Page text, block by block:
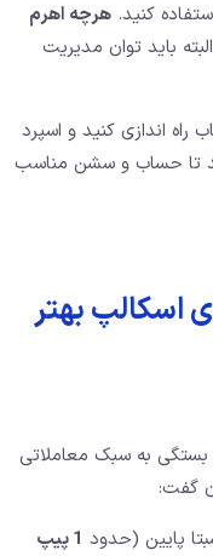
کنید. هرچه اهرم
باید توان مدیریت
اندازی کنید و اسپرد
تا حساب و سشن مناسب
اسکالپ بهتر
بستگی به سبک معاملاتی
گفت:
پایین (حدود 1 پیپ